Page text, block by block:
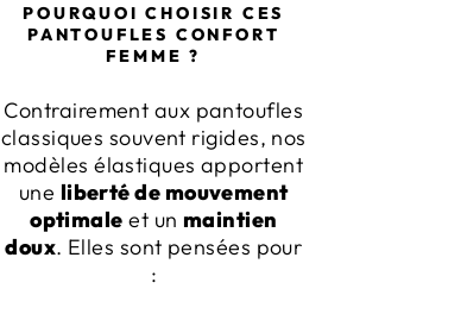
POURQUOI CHOISIR CES
PANTOUFLES CONFORT
FEMME ?
Contrairement aux pantoufles
classiques souvent rigides, nos
modèles élastiques apportent
une liberté de mouvement
optimale et un maintien
doux. Elles sont pensées pour
: